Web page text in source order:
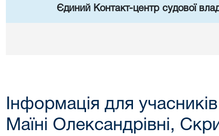
Єдиний Контакт-центр судової
Інформація для
Маїні Олександрівні,